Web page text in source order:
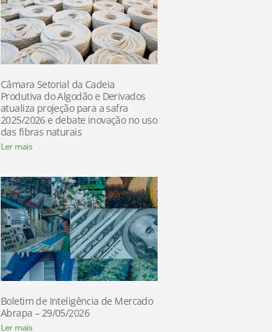
Câmara Setorial da Cadeia
Produtiva do Algodão e Derivados
atualiza projeção para a safra
2025/2026 e debate inovação no uso
das fibras naturais
Ler mais
Boletim de Inteligência de Mercado
Abrapa – 29/05/2026
Ler mais